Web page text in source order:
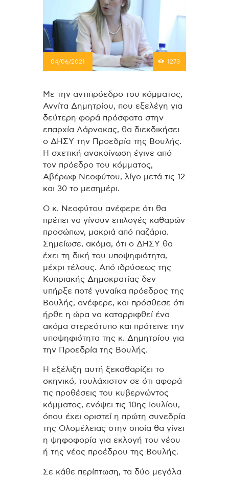
04/06/2021 1273
Με την αντιπρόεδρο του κόμματος,
Αννίτα Δημητρίου, που εξελέγη για
δεύτερη φορά πρόσφατα στην
επαρχία Λάρνακας, θα διεκδικήσει
ο ΔΗΣΥ την Προεδρία της Βουλής.
Η σχετική ανακοίνωση έγινε από
τον πρόεδρο του κόμματος,
Αβέρωφ Νεοφύτου, λίγο μετά τις 12
και 30 το μεσημέρι.
O κ. Νεοφύτου ανέφερε ότι θα
πρέπει να γίνουν επιλογές καθαρών
προσώπων, μακριά από παζάρια.
Σημείωσε, ακόμα, ότι ο ΔΗΣΥ θα
έχει τη δική του υποψηφιότητα,
μέχρι τέλους. Από ιδρύσεως της
Κυπριακής Δημοκρατίας δεν
υπήρξε ποτέ γυναίκα πρόεδρος της
Βουλής, ανέφερε, και πρόσθεσε ότι
ήρθε η ώρα να καταρριφθεί ένα
ακόμα στερεότυπο και πρότεινε την
υποψηφιότητα της κ. Δημητρίου για
την Προεδρία της Βουλής.
Η εξέλιξη αυτή ξεκαθαρίζει το
σκηνικό, τουλάχιστον σε ότι αφορά
τις προθέσεις του κυβερνώντος
κόμματος, ενόψει τις 10ης Ιουλίου,
όπου έχει οριστεί η πρώτη συνεδρία
της Ολομέλειας στην οποία θα γίνει
η ψηφοφορία για εκλογή του νέου
ή της νέας προέδρου της Βουλής.
Σε κάθε περίπτωση, τα δύο μεγάλα